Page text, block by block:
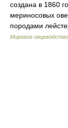
создана в 1860
мериносовых
породами
Мировое овцеводство